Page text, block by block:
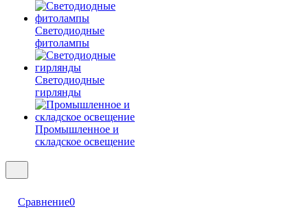
Светодиодные
фитолампы
Светодиодные
гирлянды
Промышленное и
складское освещение
Сравнение0